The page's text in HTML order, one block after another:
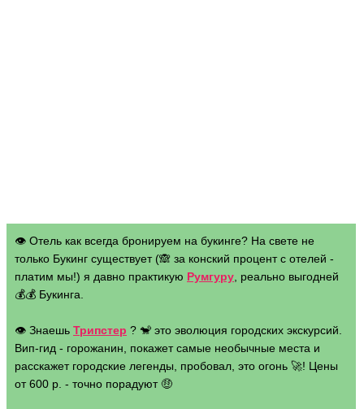
👁 Отель как всегда бронируем на букинге? На свете не
только Букинг существует (🙈 за конский процент с отелей -
платим мы!) я давно практикую Румгуру , реально выгодней
💰💰 Букинга.
👁 Знаешь Трипстер ? 🐒 это эволюция городских экскурсий.
Вип-гид - горожанин, покажет самые необычные места и
расскажет городские легенды, пробовал, это огонь 🚀! Цены
от 600 р. - точно порадуют 🤑